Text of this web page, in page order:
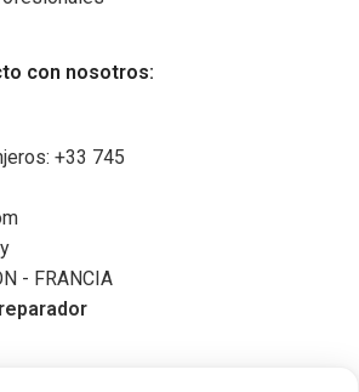
con nosotros:
+33 745
- FRANCIA